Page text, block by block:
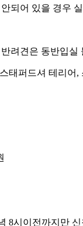
되어 있을 경우
려견은 동반입실
태퍼드셔 테리
8시이전까지만